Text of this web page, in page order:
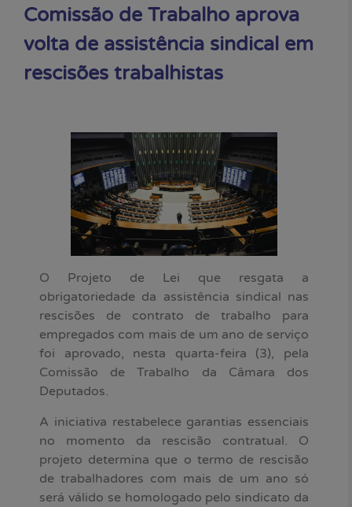
Comissão de Trabalho aprova
volta de assistência sindical em
rescisões trabalhistas
O Projeto de Lei que resgata a
obrigatoriedade da assistência sindical nas
rescisões de contrato de trabalho para
empregados com mais de um ano de serviço
foi aprovado, nesta quarta-feira (3), pela
Comissão de Trabalho da Câmara dos
Deputados.
A iniciativa restabelece garantias essenciais
no momento da rescisão contratual. O
projeto determina que o termo de rescisão
de trabalhadores com mais de um ano só
será válido se homologado pelo sindicato da